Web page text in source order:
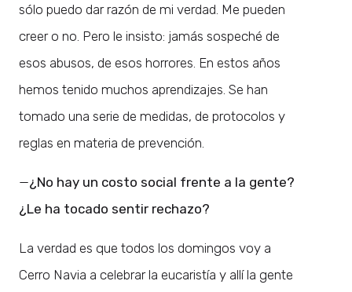
sólo puedo dar razón de mi verdad. Me pueden
creer o no. Pero le insisto: jamás sospeché de
esos abusos, de esos horrores. En estos años
hemos tenido muchos aprendizajes. Se han
tomado una serie de medidas, de protocolos y
reglas en materia de prevención.
—¿No hay un costo social frente a la gente?
¿Le ha tocado sentir rechazo?
La verdad es que todos los domingos voy a
Cerro Navia a celebrar la eucaristía y allí la gente